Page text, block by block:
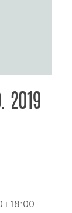
2019
i 18:00